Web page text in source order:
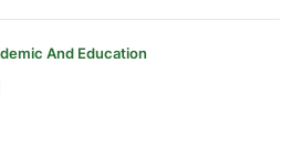
And Education